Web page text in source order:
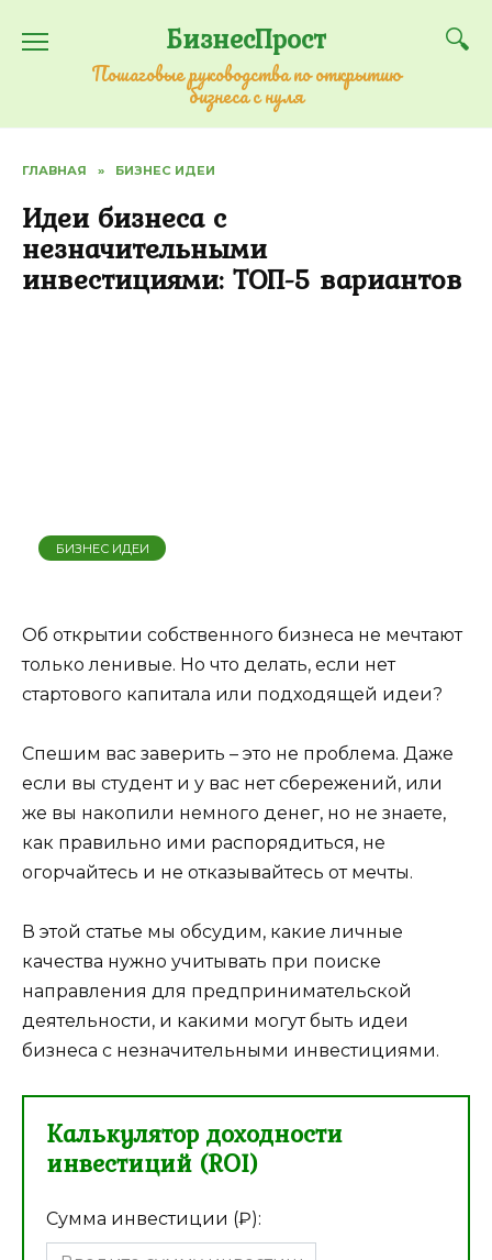
содержанию
БизнесПрост
Пошаговые руководства по открытию
бизнеса с нуля
ГЛАВНАЯ » БИЗНЕС ИДЕИ
Идеи бизнеса с
незначительными
инвестициями: ТОП-5 вариантов
БИЗНЕС ИДЕИ
Об открытии собственного бизнеса не мечтают
только ленивые. Но что делать, если нет
стартового капитала или подходящей идеи?
Спешим вас заверить – это не проблема. Даже
если вы студент и у вас нет сбережений, или
же вы накопили немного денег, но не знаете,
как правильно ими распорядиться, не
огорчайтесь и не отказывайтесь от мечты.
В этой статье мы обсудим, какие личные
качества нужно учитывать при поиске
направления для предпринимательской
деятельности, и какими могут быть идеи
бизнеса с незначительными инвестициями.
Калькулятор доходности
инвестиций (ROI)
Сумма инвестиции (₽):